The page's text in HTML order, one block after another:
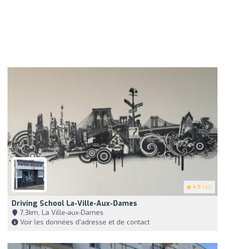
4.9 (42)
Driving School La-Ville-Aux-Dames
7,3km, La Ville-aux-Dames
Voir les données d'adresse et de contact